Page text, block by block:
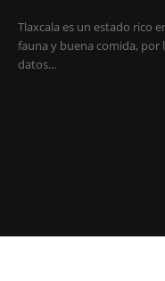
Tlaxcala es un estado rico
fauna y buena comida, por
datos...